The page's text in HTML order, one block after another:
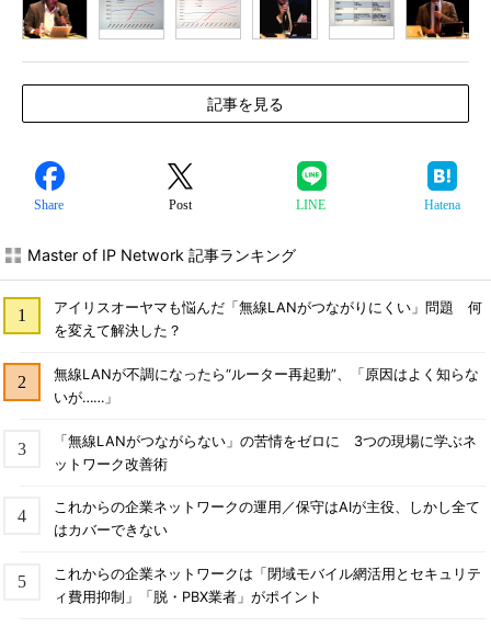
記事を見る
Share Post LINE Hatena
Master of IP Network 記事ランキング
アイリスオーヤマも悩んだ「無線LANがつながりにくい」問題 何
を変えて解決した？
無線LANが不調になったら“ルーター再起動”、「原因はよく知らな
いが……」
「無線LANがつながらない」の苦情をゼロに 3つの現場に学ぶネ
ットワーク改善術
これからの企業ネットワークの運用／保守はAIが主役、しかし全て
はカバーできない
これからの企業ネットワークは「閉域モバイル網活用とセキュリテ
ィ費用抑制」「脱・PBX業者」がポイント